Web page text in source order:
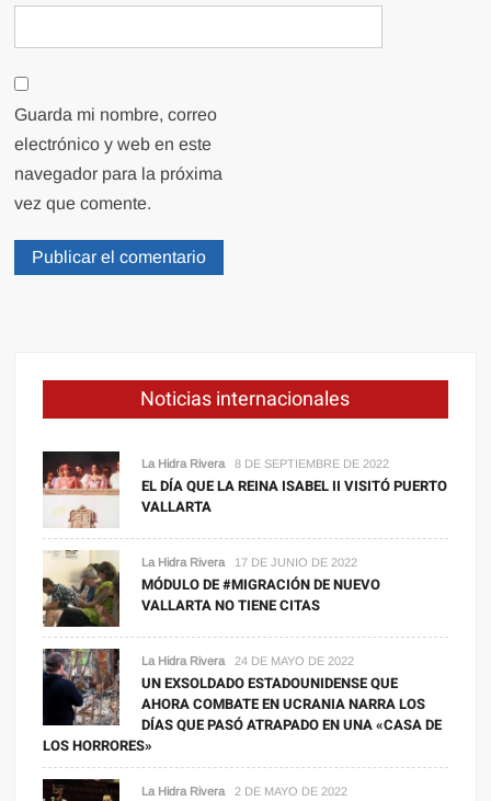
Guarda mi nombre, correo
electrónico y web en este
navegador para la próxima
vez que comente.
Noticias internacionales
La Hidra Rivera 8 DE SEPTIEMBRE DE 2022
EL DÍA QUE LA REINA ISABEL II VISITÓ PUERTO
VALLARTA
La Hidra Rivera 17 DE JUNIO DE 2022
MÓDULO DE #MIGRACIÓN DE NUEVO
VALLARTA NO TIENE CITAS
La Hidra Rivera 24 DE MAYO DE 2022
UN EXSOLDADO ESTADOUNIDENSE QUE
AHORA COMBATE EN UCRANIA NARRA LOS
DÍAS QUE PASÓ ATRAPADO EN UNA «CASA DE
LOS HORRORES»
La Hidra Rivera 2 DE MAYO DE 2022